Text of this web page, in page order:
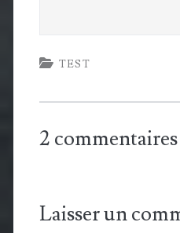
TEST
2 commentaires
Laisser un